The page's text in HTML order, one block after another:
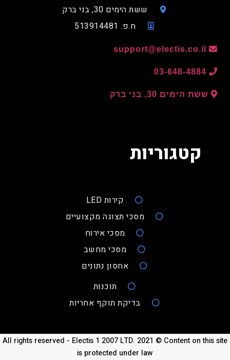
ששת הימים 30, בני ברק
ח.פ. 513914481
support@electis.co.il
03-648-4884
ששת הימים 30, בני ברק
קטגוריות
קירות LED
מסכי תצוגה מקצועיים
מסכי אירוח
מסכי מחשב
אחסון נתונים
תוכנות
בדיקת תוקף אחריות
All rights reserved - Electis 1 2007 LTD. 2021 © Content on this site
is protected under law